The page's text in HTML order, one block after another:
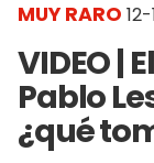
MUY RARO
VIDEO |
Pablo
¿qué